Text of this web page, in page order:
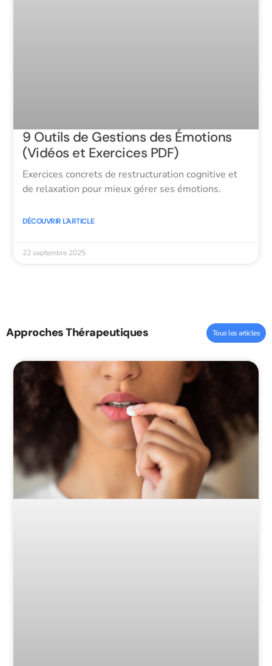
9 Outils de Gestions des Émotions
(Vidéos et Exercices PDF)
Exercices concrets de restructuration cognitive et
de relaxation pour mieux gérer ses émotions.
DÉCOUVRIR L'ARTICLE
22 septembre 2025
Approches Thérapeutiques Tous les articles